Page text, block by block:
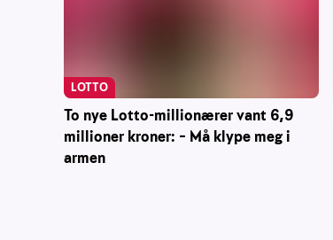
To nye Lotto-millionærer vant 6,9
millioner kroner: – Må klype meg i
armen
LOTTO